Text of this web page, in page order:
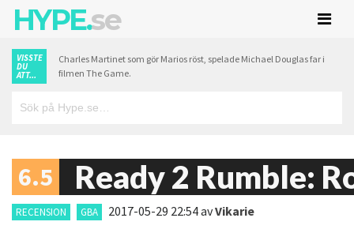
HYPE.se
VISSTE
DU
ATT...
Charles Martinet som gör Marios röst, spelade Michael Douglas far i
filmen The Game.
6.5 Ready 2 Rumble:
RECENSION GBA 2017-05-29 22:54avVikarie